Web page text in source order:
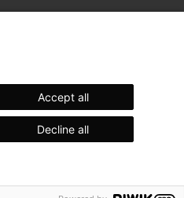
Markenhinweis
Accept all
Decline all